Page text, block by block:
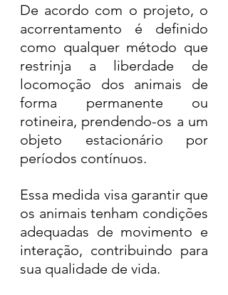
De acordo com o projeto, o
acorrentamento é definido
como qualquer método que
restrinja a liberdade de
locomoção dos animais de
forma permanente ou
rotineira, prendendo-os a um
objeto estacionário por
períodos contínuos.
Essa medida visa garantir que
os animais tenham condições
adequadas de movimento e
interação, contribuindo para
sua qualidade de vida.